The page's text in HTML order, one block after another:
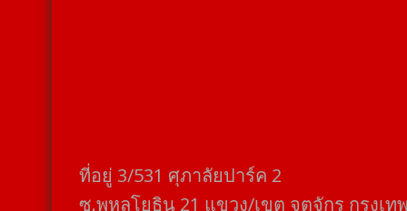
ที่อยู่​ 3/531​ ศุภาลัยปาร์ค​ 2
ซ.พหลโยธิน​ 21​ แขวง/เขต​ จตุจักร​ กรุงเท